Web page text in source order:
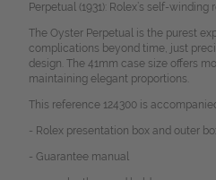
Perpetual (1931): Rolex’s self-winding
The Oyster Perpetual is the purest
complications beyond time, just
design. The 41mm case size offers
maintaining elegant proportions.
This reference 124300 is accompanied
- Rolex presentation box and outer
- Guarantee manual